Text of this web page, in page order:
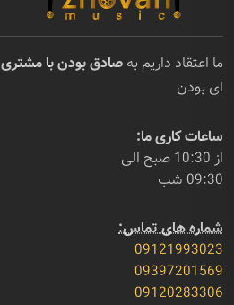
ما اعتقاد داریم به صادق بودن با مشتری
ای بودن
ساعات کاری ما:
از 10:30 صبح الی
09:30 شب
شماره های تماس:
09121993023
09397201569
09120283306